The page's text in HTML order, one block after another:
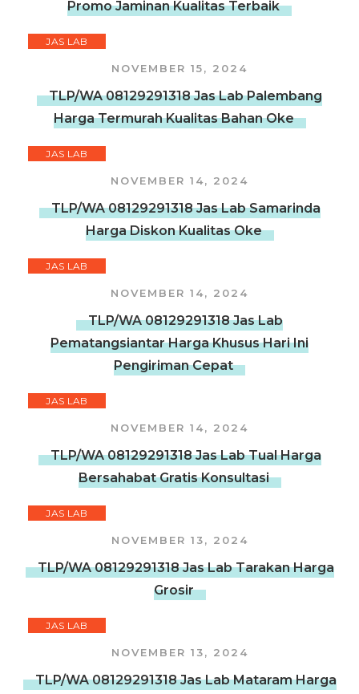
Promo Jaminan Kualitas Terbaik
JAS LAB
NOVEMBER 15, 2024
TLP/WA 08129291318 Jas Lab Palembang
Harga Termurah Kualitas Bahan Oke
JAS LAB
NOVEMBER 14, 2024
TLP/WA 08129291318 Jas Lab Samarinda
Harga Diskon Kualitas Oke
JAS LAB
NOVEMBER 14, 2024
TLP/WA 08129291318 Jas Lab
Pematangsiantar Harga Khusus Hari Ini
Pengiriman Cepat
JAS LAB
NOVEMBER 14, 2024
TLP/WA 08129291318 Jas Lab Tual Harga
Bersahabat Gratis Konsultasi
JAS LAB
NOVEMBER 13, 2024
TLP/WA 08129291318 Jas Lab Tarakan Harga
Grosir
JAS LAB
NOVEMBER 13, 2024
TLP/WA 08129291318 Jas Lab Mataram Harga